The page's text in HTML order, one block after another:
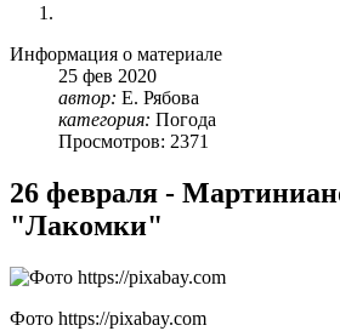
Информация о материале
25 фев 2020
автор: Е. Рябова
категория: Погода
Просмотров: 2371
26 февраля -
"Лакомки"
Фото https://pixabay.com